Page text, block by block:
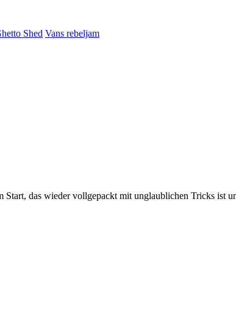
Shed Vans rebeljam
Start, das wieder vollgepackt mit unglaublichen Tricks ist